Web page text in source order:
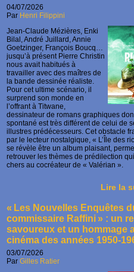
04/07/2026
Par Henri Filippini
Jean-Claude Mézières, Enki
Bilal, André Juillard, Annie
Goetzinger, François Boucq…
jusqu’à présent Pierre Christin
nous avait habitués à
travailler avec des maîtres de
la bande dessinée réaliste.
Pour cet ultime scénario, il
surprend son monde en
l’offrant à Titwane,
dessinateur de romans graphiques
spontané est très différent de celui de
illustres prédécesseurs. Cet obstacle
par le lecteur nostalgique, « L’Île des
se révèle être un album plaisant,
retrouver les thèmes de prédilection
chers au cocréateur de « Valérian ».
Lire la
« Les Nouvelles Enquêtes
commissaire Raffini » : un
savoureux et un hommage
cinéma des années 1950-
03/07/2026
Par Gilles Ratier